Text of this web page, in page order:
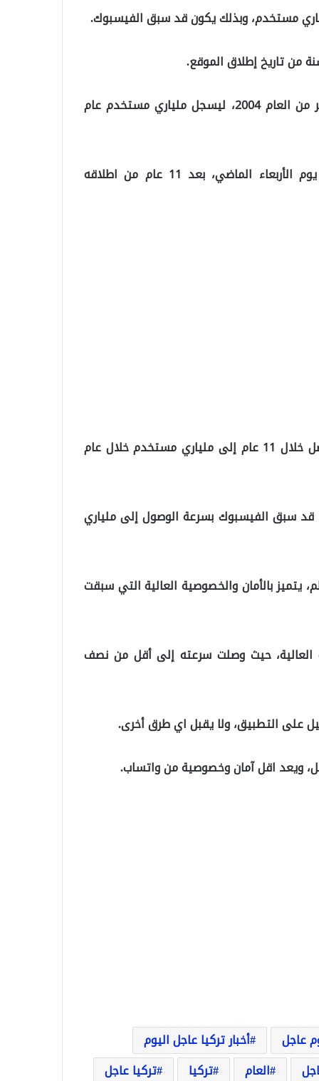
مستخدم، وبذلك يكون قد سبق الفيسبوك.
وأُطلق موقع فيسبوك أمام المستخدمين في شهر يناير من العام 2004، ليسجل ملياري مستخدم عام
أما الواتساب فقد سجل هذا العام، ملياري مستخدم يوم الأربعاء الماضي، بعد 11 عام من اطلاقه
حيث أُطلق تطبيق واتساب للمستخدمين عام 2009، ليصل خلال 11 عام إلى ملياري مستخدم خلال عام
قد سبق الفيسبوك بسرعة الوصول إلى ملياري
يتميز بالأمان والخصوصية العالية التي سبقت
العالية، حيث وصلت سرعته إلى أقل من نصف
على التطبيق، ولا يقبل اي طرق أخرى.
ويعد اقل آمان وخصوصية من واتساب.
عاجل
أخبار تركيا عاجل اليوم
العام تركيا
تركيا عاجل